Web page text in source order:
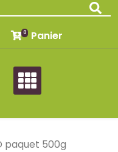
0 Panier
paquet 500g